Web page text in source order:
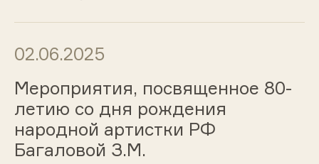
02.06.2025
Мероприятия, посвященное 80-
летию со дня рождения
народной артистки РФ
Багаловой З.М.